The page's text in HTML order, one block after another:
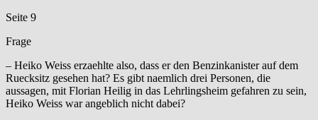
Seite 9
Frage
– Heiko Weiss erzaehlte also, dass er den Benzinkanister auf dem
Ruecksitz gesehen hat? Es gibt naemlich drei Personen, die
aussagen, mit Florian Heilig in das Lehrlingsheim gefahren zu sein,
Heiko Weiss war angeblich nicht dabei?